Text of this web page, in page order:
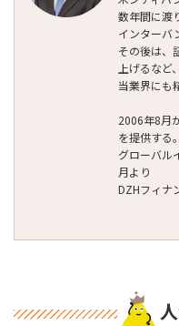
数年間に渡
インターバ
その後は、
上げるなど、
当業界にも
2006年8月
を提供する。
グローバル
月より
DZHフィナ